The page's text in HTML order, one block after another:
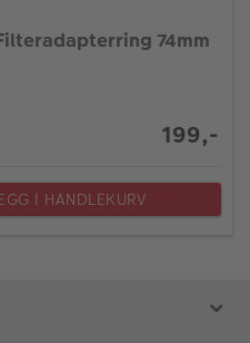
74mm
199,-
I HANDLEKURV